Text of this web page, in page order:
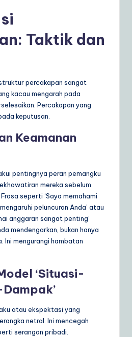
Taktik dan
percakapan sangat
kacau mengarah pada
Percakapan yang
keputusan.
Keamanan
pentingnya peran pemangku
mereka sebelum
seperti ‘Saya memahami
peluncuran Anda’ atau
anggaran sangat penting’
mendengarkan, bukan hanya
Ini mengurangi hambatan
‘Situasi-
atau ekspektasi yang
netral. Ini mencegah
serangan pribadi.